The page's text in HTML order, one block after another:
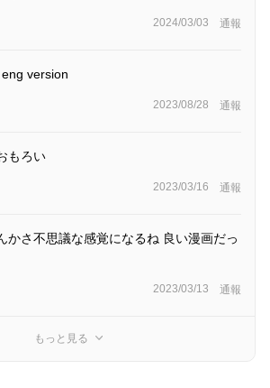
2024/03/03 通報
version
2023/08/28 通報
もろい
2023/03/16 通報
かさ不思議な感覚になるね 良い漫画だっ
2023/03/13 通報
もっと見る